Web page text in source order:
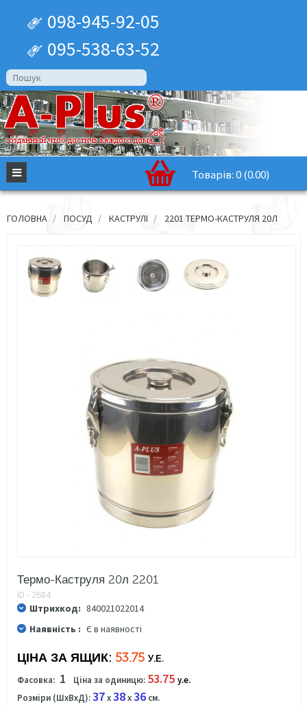
098-945-92-05
095-538-63-52
Товарів: 0 (0.00)
ГОЛОВНА ПОСУД КАСТРУЛІ 2201 ТЕРМО-КАСТРУЛЯ 20Л
Термо-Каструля 20л 2201
ID - 2684
Штрихкод: 840021022014
Наявність : Є в наявності
ЦІНА ЗА ЯЩИК: 53.75 У.Е.
Фасовка: 1 Ціна за одиницю: 53.75 у.е.
Розміри (ШхВхД):37x38x36 см.